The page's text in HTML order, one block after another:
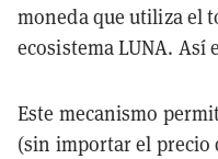
moneda que utiliza el
ecosistema LUNA. Así
Este mecanismo
(sin importar el precio